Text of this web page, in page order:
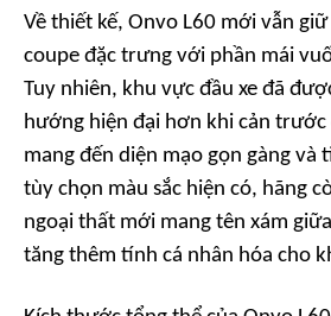
Về thiết kế, Onvo L60 mới vẫn giữ
coupe đặc trưng với phần mái
Tuy nhiên, khu vực đầu xe đã
hướng hiện đại hơn khi cản
mang đến diện mạo gọn gàng và
tùy chọn màu sắc hiện có, hãng
ngoại thất mới mang tên xám
tăng thêm tính cá nhân hóa cho